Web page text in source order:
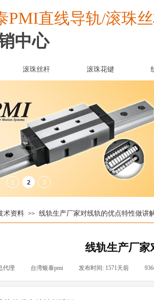
PMI直线导轨/滚珠
中心
滚珠丝杆 滚珠花键
术资料 >> 线轨生产厂家对线轨的优点特性做讲
线轨生产厂家
代理 台湾银泰pmi 发布时间: 1571天前